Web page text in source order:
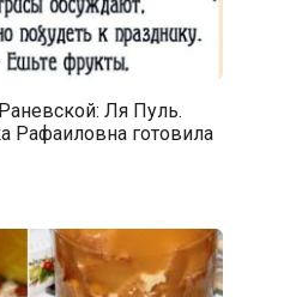
Ля Пуль.
Рафаиловна готовила